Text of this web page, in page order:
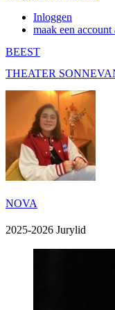
Inloggen
maak een account
BEEST
THEATER
NOVA
2025-2026 Jurylid